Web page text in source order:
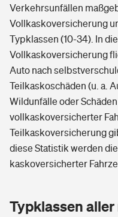
Verkehrsunfällen
Vollkaskoversicherung
Typklassen (10-34). In
Vollkaskoversicherung
Auto nach
Teilkaskoschäden (u. a.
Wildunfälle oder
vollkaskoversicherter
Teilkaskoversicherung
diese Statistik werden
kaskoversicherter
Typklassen